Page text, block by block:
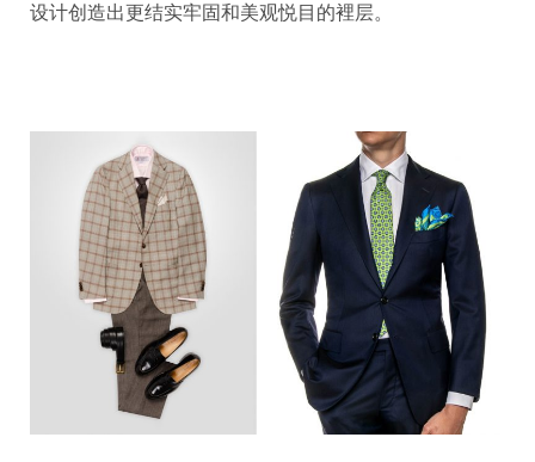
设计创造出更结实牢固和美观悦目的裡层。